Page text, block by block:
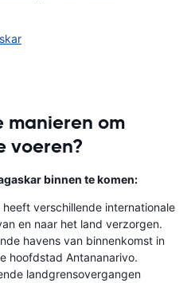
manieren om
voeren?
binnen te komen:
verschillende internationale
en naar het land verzorgen.
havens van binnenkomst in
hoofdstad Antananarivo.
landgrensovergangen